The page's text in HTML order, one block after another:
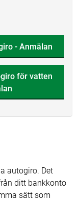
- Anmälan
för vatten
autogiro. Det
ditt bankkonto
sätt som